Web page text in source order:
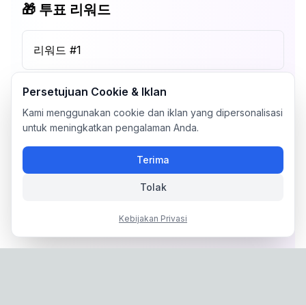
🎁 투표 리워드
리워드 #1
Persetujuan Cookie & Iklan
Kami menggunakan cookie dan iklan yang dipersonalisasi
untuk meningkatkan pengalaman Anda.
Terima
Tolak
Kebijakan Privasi